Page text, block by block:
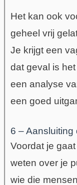
Het kan ook
geheel vrij
Je krijgt een
dat geval is
een analyse
een goed
6 – Aansluiting
Voordat je
weten over je
wie die